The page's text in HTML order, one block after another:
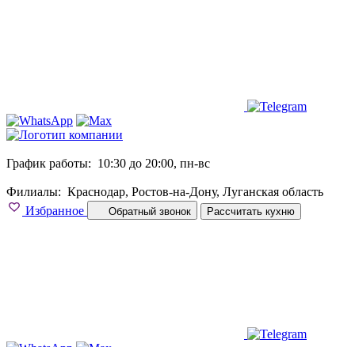
График работы: 10:30 до 20:00, пн-вс
Филиалы: Краснодар, Ростов-на-Дону, Луганская область
Избранное
Обратный звонок Рассчитать кухню